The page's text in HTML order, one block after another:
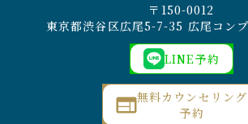
〒150-0012
東京都渋谷区広尾5-7-35 広尾コン
LINE予約
無料カウンセリング
予約